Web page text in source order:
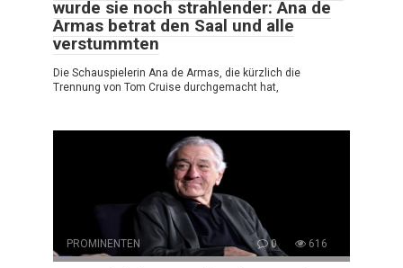
wurde sie noch strahlender: Ana de
Armas betrat den Saal und alle
verstummten
Die Schauspielerin Ana de Armas, die kürzlich die
Trennung von Tom Cruise durchgemacht hat,
PROMINENTEN 0 616